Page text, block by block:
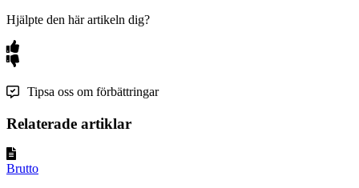
Hjälpte den här artikeln dig?
Tipsa oss om förbättringar
Relaterade artiklar
Brutto